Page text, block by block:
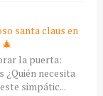
santa claus en
la puerta:
necesita
simpátic...